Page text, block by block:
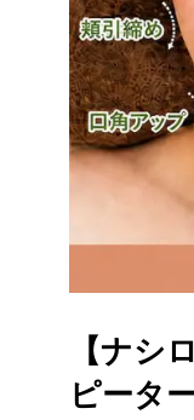
【ナシ
ピータ